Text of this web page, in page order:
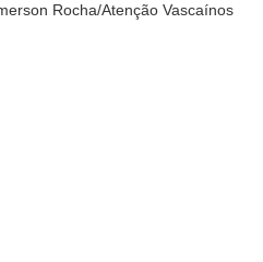
Rocha/Atenção Vascaínos